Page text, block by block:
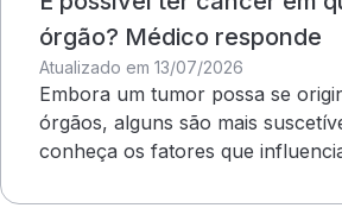
órgão? Médico responde
Atualizado em 13/07/2026
Embora um tumor possa se
órgãos, alguns são mais
conheça os fatores que